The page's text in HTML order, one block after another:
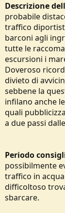
Descrizione
probabile
traffico
barconi agli
tutte le
escursioni i
Doveroso
divieto di
sebbene la
infilano anche
quali
a due passi
Periodo
possibilmente
traffico in
difficoltoso
sbarcare.